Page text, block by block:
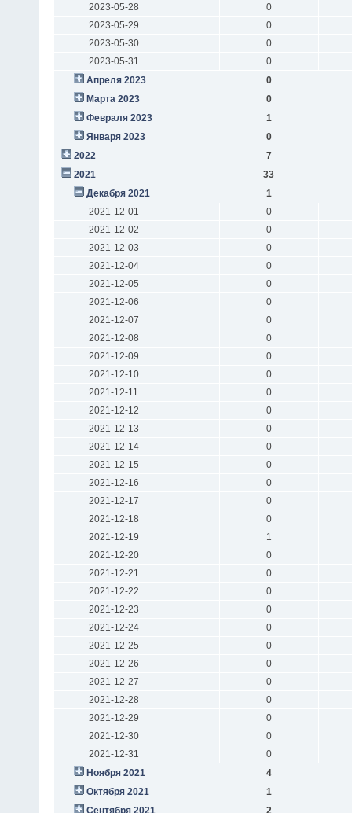
2023-05-28
0
2023-05-29
0
2023-05-30
0
2023-05-31
0
Апреля 2023
0
Марта 2023
0
Февраля 2023
1
Января 2023
0
2022
7
2021
33
Декабря 2021
1
2021-12-01
0
2021-12-02
0
2021-12-03
0
2021-12-04
0
2021-12-05
0
2021-12-06
0
2021-12-07
0
2021-12-08
0
2021-12-09
0
2021-12-10
0
2021-12-11
0
2021-12-12
0
2021-12-13
0
2021-12-14
0
2021-12-15
0
2021-12-16
0
2021-12-17
0
2021-12-18
0
2021-12-19
1
2021-12-20
0
2021-12-21
0
2021-12-22
0
2021-12-23
0
2021-12-24
0
2021-12-25
0
2021-12-26
0
2021-12-27
0
2021-12-28
0
2021-12-29
0
2021-12-30
0
2021-12-31
0
Ноября 2021
4
Октября 2021
1
Сентября 2021
2